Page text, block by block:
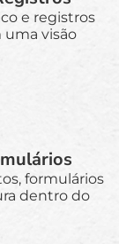
e registros
uma visão
formulários
dentro do